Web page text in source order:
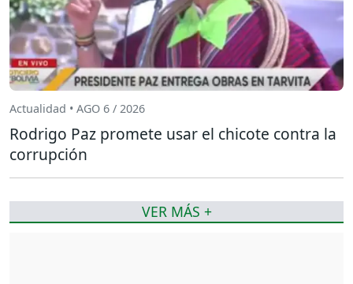
Actualidad • AGO 6 / 2026
Rodrigo Paz promete usar el chicote contra la
corrupción
VER MÁS +